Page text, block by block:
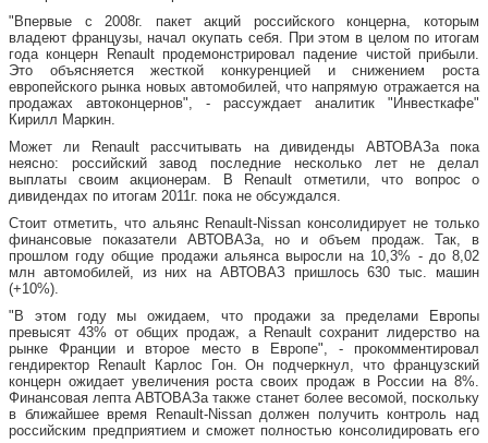
"Впервые с 2008г. пакет акций российского концерна, которым
владеют французы, начал окупать себя. При этом в целом по итогам
года концерн Renault продемонстрировал падение чистой прибыли.
Это объясняется жесткой конкуренцией и снижением роста
европейского рынка новых автомобилей, что напрямую отражается на
продажах автоконцернов", - рассуждает аналитик "Инвесткафе"
Кирилл Маркин.
Может ли Renault рассчитывать на дивиденды АВТОВАЗа пока
неясно: российский завод последние несколько лет не делал
выплаты своим акционерам. В Renault отметили, что вопрос о
дивидендах по итогам 2011г. пока не обсуждался.
Стоит отметить, что альянс Renault-Nissan консолидирует не только
финансовые показатели АВТОВАЗа, но и объем продаж. Так, в
прошлом году общие продажи альянса выросли на 10,3% - до 8,02
млн автомобилей, из них на АВТОВАЗ пришлось 630 тыс. машин
(+10%).
"В этом году мы ожидаем, что продажи за пределами Европы
превысят 43% от общих продаж, а Renault сохранит лидерство на
рынке Франции и второе место в Европе", - прокомментировал
гендиректор Renault Карлос Гон. Он подчеркнул, что французский
концерн ожидает увеличения роста своих продаж в России на 8%.
Финансовая лепта АВТОВАЗа также станет более весомой, поскольку
в ближайшее время Renault-Nissan должен получить контроль над
российским предприятием и сможет полностью консолидировать его